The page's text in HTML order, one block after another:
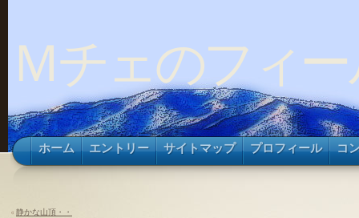
Ｍチェのフィ
ホーム エントリー サイトマップ プロフィール コ
« 静かな山頂・・